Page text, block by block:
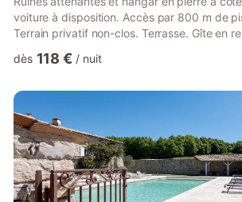
voiture à disposition. Accès par 800 m de
Terrain privatif non-clos. Terrasse. Gîte en
Chambre 1 (1 lit 160). Chambre 2 (2 lits 90).
(bois fourni). Les draps et linge de maison
sont faits à l'arrivée. Forfait ménage en fin...
dès 118 € / nuit